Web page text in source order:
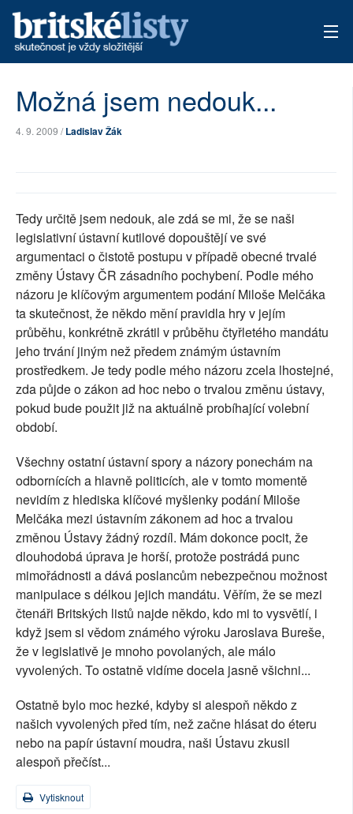
PŘÍSPĚVKY NA PROVOZ
Možná jsem nedouk...
4. 9. 2009 /Ladislav Žák
Tedy určitě jsem nedouk, ale zdá se mi, že se naši
legislativní ústavní kutilové dopouštějí ve své
argumentaci o čistotě postupu v případě obecné trvalé
změny Ústavy ČR zásadního pochybení. Podle mého
názoru je klíčovým argumentem podání Miloše Melčáka
ta skutečnost, že někdo mění pravidla hry v jejím
průběhu, konkrétně zkrátil v průběhu čtyřletého mandátu
jeho trvání jiným než předem známým ústavním
prostředkem. Je tedy podle mého názoru zcela lhostejné,
zda půjde o zákon ad hoc nebo o trvalou změnu ústavy,
pokud bude použit již na aktuálně probíhající volební
období.
Všechny ostatní ústavní spory a názory ponechám na
odbornících a hlavně politicích, ale v tomto momentě
nevidím z hlediska klíčové myšlenky podání Miloše
Melčáka mezi ústavním zákonem ad hoc a trvalou
změnou Ústavy žádný rozdíl. Mám dokonce pocit, že
dlouhodobá úprava je horší, protože postrádá punc
mimořádnosti a dává poslancům nebezpečnou možnost
manipulace s délkou jejich mandátu. Věřím, že se mezi
čtenáři Britských listů najde někdo, kdo mi to vysvětlí, i
když jsem si vědom známého výroku Jaroslava Bureše,
že v legislativě je mnoho povolaných, ale málo
vyvolených. To ostatně vidíme docela jasně všichni...
Ostatně bylo moc hezké, kdyby si alespoň někdo z
našich vyvolených před tím, než začne hlásat do éteru
nebo na papír ústavní moudra, naši Ústavu zkusil
alespoň přečíst...
Vytisknout